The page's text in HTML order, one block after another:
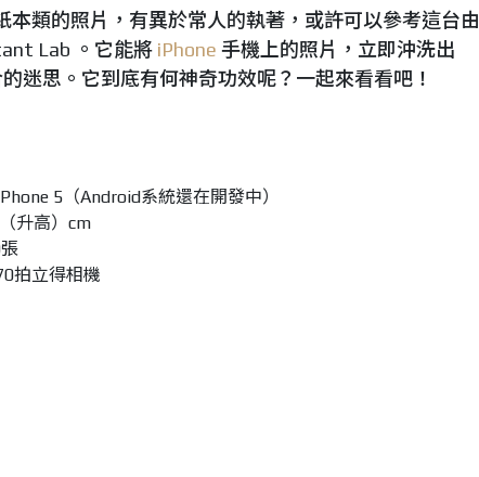
本類的照片，有異於常人的執著，或許可以參考這台由
Lab 。它能將 iPhone 手機上的照片，立即沖洗出
迷思。它到底有何神奇功效呢？一起來看看吧！
5（Android系統還在開發中）
升高）cm
拍立得相機